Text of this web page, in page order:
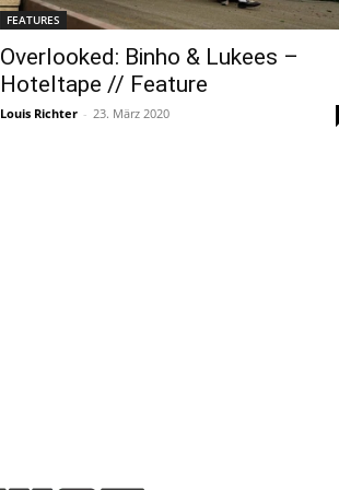
FEATURES
Overlooked: Binho & Lukees –
Hoteltape // Feature
Louis Richter - 23. März 2020